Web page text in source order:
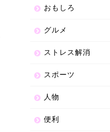
おもしろ
グルメ
ストレス解消
スポーツ
人物
便利